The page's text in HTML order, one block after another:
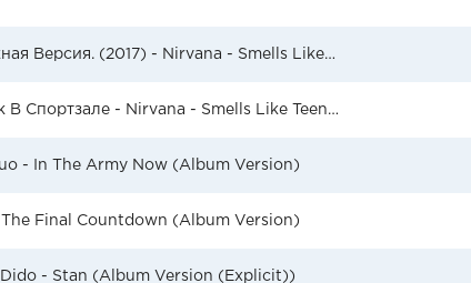
Рок В Машину. Зарубежная Версия. (2017) - Nirvana - Smells Like Teen Spirit
Музыка Для Тренировок В Спортзале - Nirvana - Smells Like Teen Spirit (Original)
- In The Army Now (Album Version)
Final Countdown (Album Version)
- Stan (Album Version (Explicit))